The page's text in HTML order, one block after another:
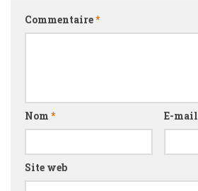
Commentaire*
Nom * E-mail
Site web